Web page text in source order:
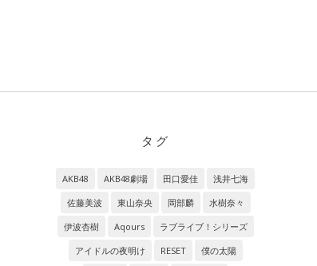
タグ
AKB48 AKB48劇場 田口愛佳
浅井七海
佐藤美波
東山奈央 岡部麟
水樹奈々
伊波杏樹
Aqours
ラブライブ！シリーズ
アイドルの夜明け
RESET
僕の太陽